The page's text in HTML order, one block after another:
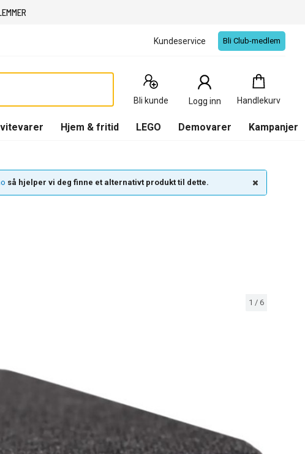
Kundeservice Bli Club-medlem
Bli kunde Logg inn Handlekurv
Handlekurv
0
Produkter
Hjem & fritid LEGO Demovarer Kampanjer
så hjelper vi deg finne et alternativt produkt til dette.
1 / 6